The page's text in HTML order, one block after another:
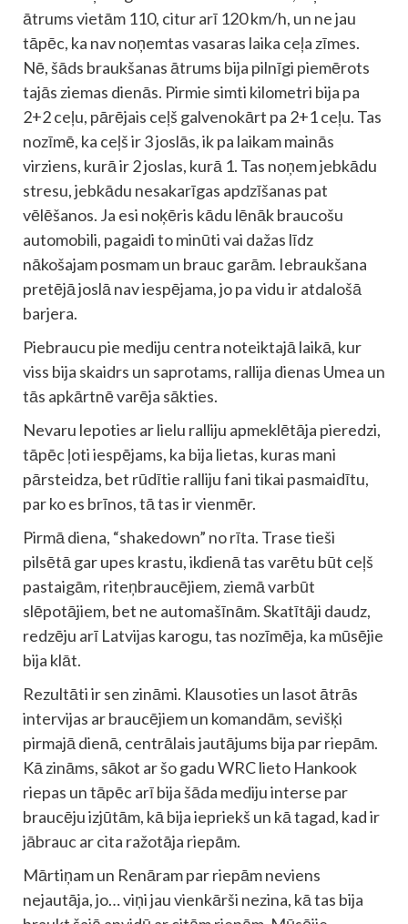
ātrums vietām 110, citur arī 120 km/h, un ne jau
tāpēc, ka nav noņemtas vasaras laika ceļa zīmes.
Nē, šāds braukšanas ātrums bija pilnīgi piemērots
tajās ziemas dienās. Pirmie simti kilometri bija pa
2+2 ceļu, pārējais ceļš galvenokārt pa 2+1 ceļu. Tas
nozīmē, ka ceļš ir 3 joslās, ik pa laikam mainās
virziens, kurā ir 2 joslas, kurā 1. Tas noņem jebkādu
stresu, jebkādu nesakarīgas apdzīšanas pat
vēlēšanos. Ja esi noķēris kādu lēnāk braucošu
automobili, pagaidi to minūti vai dažas līdz
nākošajam posmam un brauc garām. Iebraukšana
pretējā joslā nav iespējama, jo pa vidu ir atdalošā
barjera.
Piebraucu pie mediju centra noteiktajā laikā, kur
viss bija skaidrs un saprotams, rallija dienas Umea un
tās apkārtnē varēja sākties.
Nevaru lepoties ar lielu ralliju apmeklētāja pieredzi,
tāpēc ļoti iespējams, ka bija lietas, kuras mani
pārsteidza, bet rūdītie ralliju fani tikai pasmaidītu,
par ko es brīnos, tā tas ir vienmēr.
Pirmā diena, “shakedown” no rīta. Trase tieši
pilsētā gar upes krastu, ikdienā tas varētu būt ceļš
pastaigām, riteņbraucējiem, ziemā varbūt
slēpotājiem, bet ne automašīnām. Skatītāji daudz,
redzēju arī Latvijas karogu, tas nozīmēja, ka mūsējie
bija klāt.
Rezultāti ir sen zināmi. Klausoties un lasot ātrās
intervijas ar braucējiem un komandām, sevišķi
pirmajā dienā, centrālais jautājums bija par riepām.
Kā zināms, sākot ar šo gadu WRC lieto Hankook
riepas un tāpēc arī bija šāda mediju interse par
braucēju izjūtām, kā bija iepriekš un kā tagad, kad ir
jābrauc ar cita ražotāja riepām.
Mārtiņam un Renāram par riepām neviens
nejautāja, jo… viņi jau vienkārši nezina, kā tas bija